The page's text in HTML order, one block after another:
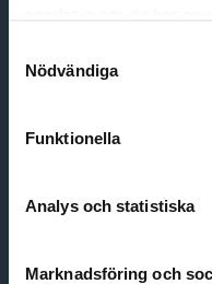
Nödvändiga
Funktionella
Analys och statistiska
Marknadsföring och